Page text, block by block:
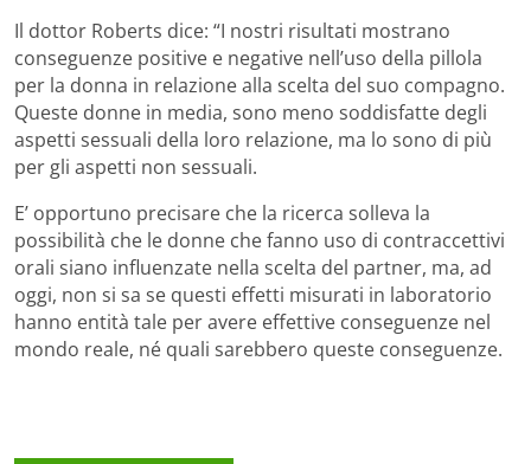
Il dottor Roberts dice: “I nostri risultati mostrano
conseguenze positive e negative nell’uso della pillola
per la donna in relazione alla scelta del suo compagno.
Queste donne in media, sono meno soddisfatte degli
aspetti sessuali della loro relazione, ma lo sono di più
per gli aspetti non sessuali.
E’ opportuno precisare che la ricerca solleva la
possibilità che le donne che fanno uso di contraccettivi
orali siano influenzate nella scelta del partner, ma, ad
oggi, non si sa se questi effetti misurati in laboratorio
hanno entità tale per avere effettive conseguenze nel
mondo reale, né quali sarebbero queste conseguenze.